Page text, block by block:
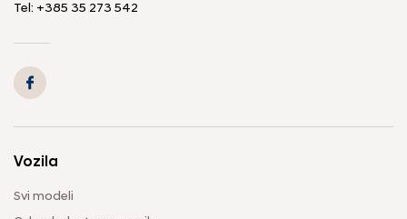
Tel: +385 35 273 542
Vozila
Svi modeli